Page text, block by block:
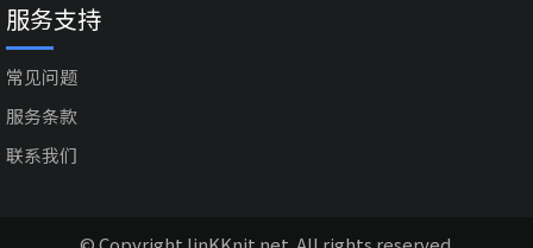
服务支持
常见问题
服务条款
联系我们